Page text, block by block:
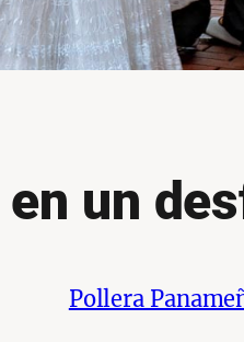
un
Pollera